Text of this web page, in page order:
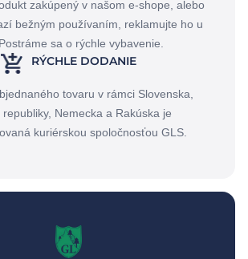
zakúpený v našom e-shope, alebo
bežným používaním, reklamujte ho u
sa o rýchle vybavenie.
RÝCHLE DODANIE
tovaru v rámci Slovenska,
republiky, Nemecka a Rakúska je
kuriérskou spoločnosťou GLS.